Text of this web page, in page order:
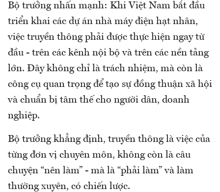
Bộ trưởng nhấn mạnh: Khi Việt Nam bắt đầu
triển khai các dự án nhà máy điện hạt nhân,
việc truyền thông phải được thực hiện ngay từ
đầu - trên các kênh nội bộ và trên các nền tảng
lớn. Đây không chỉ là trách nhiệm, mà còn là
công cụ quan trọng để tạo sự đồng thuận xã hội
và chuẩn bị tâm thế cho người dân, doanh
nghiệp.
Bộ trưởng khẳng định, truyền thông là việc của
từng đơn vị chuyên môn, không còn là câu
chuyện “nên làm” - mà là “phải làm” và làm
thường xuyên, có chiến lược.